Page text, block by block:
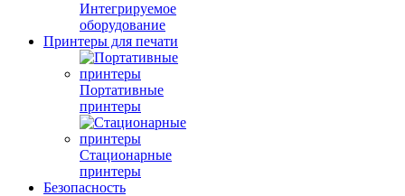
Интегрируемое
оборудование
Принтеры для печати
Портативные
принтеры
Стационарные
принтеры
Безопасность